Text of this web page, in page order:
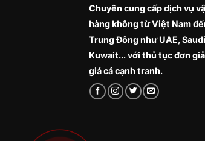
Chuyên cung cấp dịch vụ
hàng không từ Việt Nam
Trung Đông như UAE,
Kuwait... với thủ tục đơn
giá cả cạnh tranh.